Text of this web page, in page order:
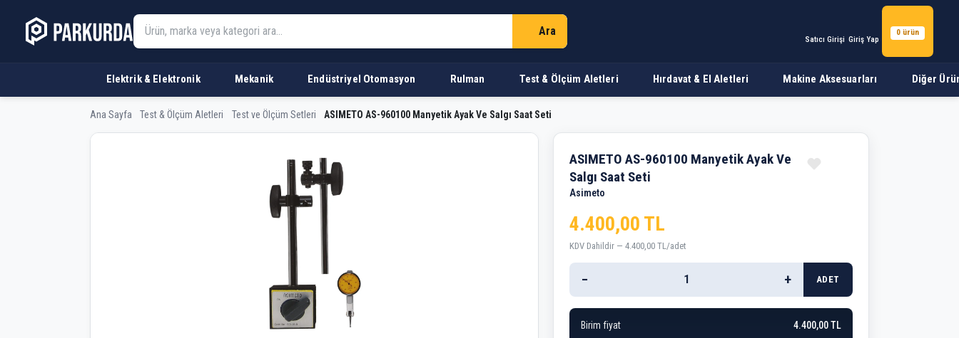
Ara
Satıcı Girişi Giriş Yap
0 ürün
Elektrik & Elektronik Mekanik Endüstriyel Otomasyon Rulman Test & Ölçüm Aletleri Hırdavat & El Aletleri Makine Aksesuarları Diğer
Ana Sayfa Test & Ölçüm Aletleri Test ve Ölçüm Setleri ASIMETO AS-960100 Manyetik Ayak Ve Salgı Saat Seti
ASIMETO AS-960100 Manyetik Ayak Ve Salgı Saat Seti
ASIMETO AS-960100 Manyetik Ayak Ve
Salgı Saat Seti
Asimeto
4.400,00 TL
KDV Dahildir — 4.400,00 TL/adet
− + ADET
Birim fiyat
4.400,00 TL